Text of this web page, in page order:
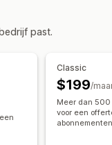
past.
Classic
$199/
Meer dan 500
voor een